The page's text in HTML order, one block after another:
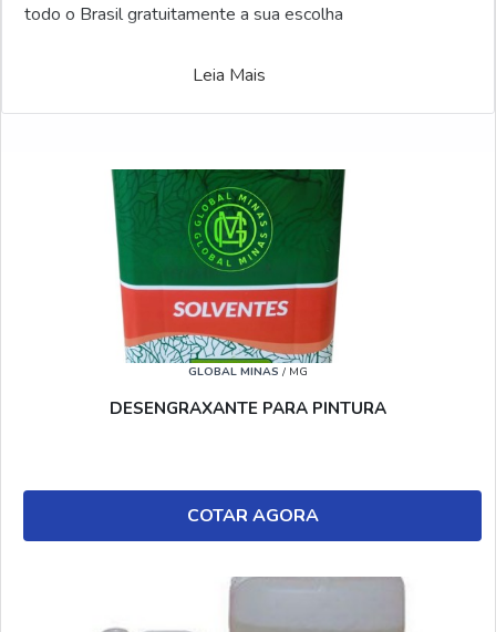
todo o Brasil gratuitamente a sua escolha
Leia Mais
GLOBAL MINAS / MG
DESENGRAXANTE PARA PINTURA
COTAR AGORA